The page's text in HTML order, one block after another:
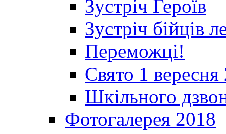
Зустріч Героїв
Зустріч бійців
Переможці!
Свято 1 вересня
Шкільного
Фотогалерея 2018